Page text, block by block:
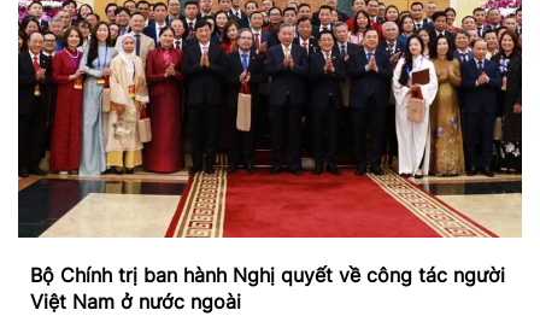
Bộ Chính trị ban hành Nghị quyết về công tác người
Việt Nam ở nước ngoài